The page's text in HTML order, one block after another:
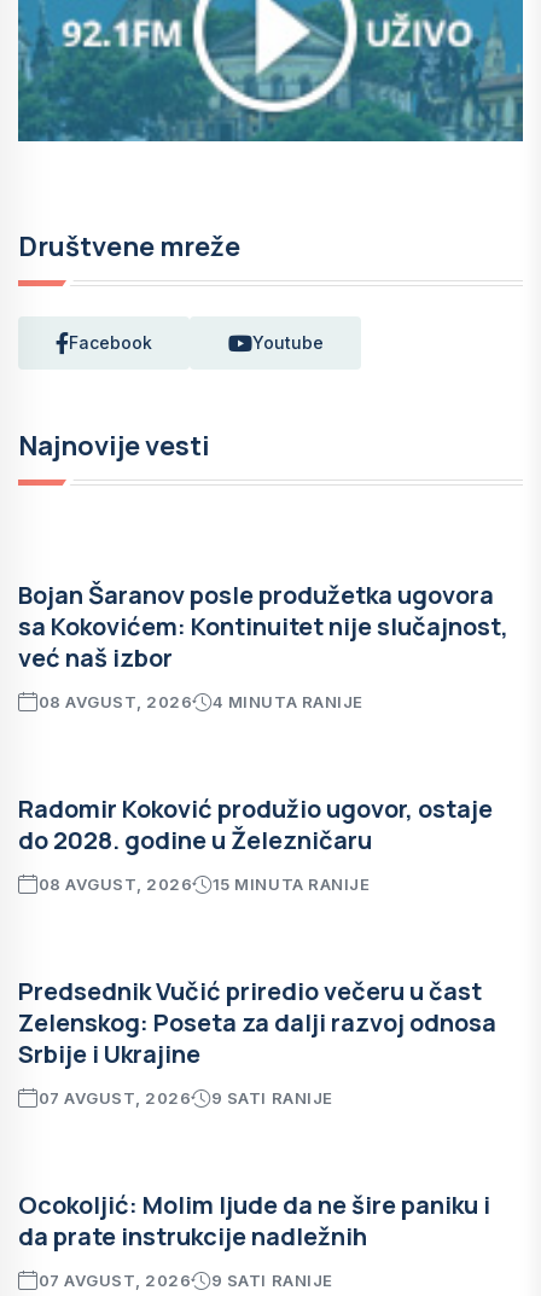
Društvene mreže
Facebook Youtube
Najnovije vesti
Bojan Šaranov posle produžetka ugovora
sa Kokovićem: Kontinuitet nije slučajnost,
već naš izbor
08 AVGUST, 2026 4 MINUTA RANIJE
Radomir Koković produžio ugovor, ostaje
do 2028. godine u Železničaru
08 AVGUST, 2026 15 MINUTA RANIJE
Predsednik Vučić priredio večeru u čast
Zelenskog: Poseta za dalji razvoj odnosa
Srbije i Ukrajine
07 AVGUST, 2026 9 SATI RANIJE
Ocokoljić: Molim ljude da ne šire paniku i
da prate instrukcije nadležnih
07 AVGUST, 2026 9 SATI RANIJE